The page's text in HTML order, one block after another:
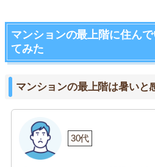
マンションの最上階に住ん
てみた
マンションの最上階は暑いと
30代